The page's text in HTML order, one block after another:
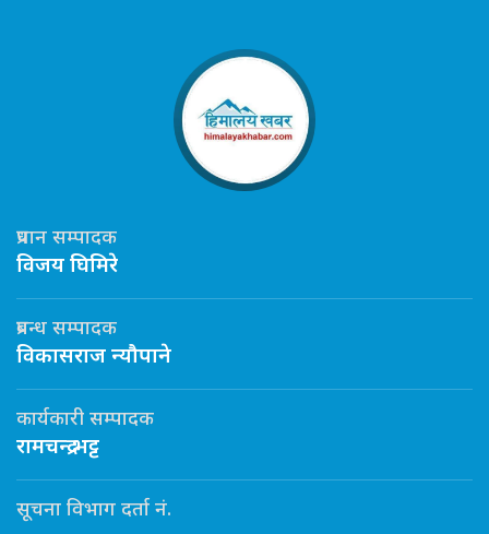
प्रधान सम्पादक
विजय घिमिरे
प्रबन्ध सम्पादक
विकासराज न्यौपाने
कार्यकारी सम्पादक
रामचन्द्र भट्ट
सूचना विभाग दर्ता नं.